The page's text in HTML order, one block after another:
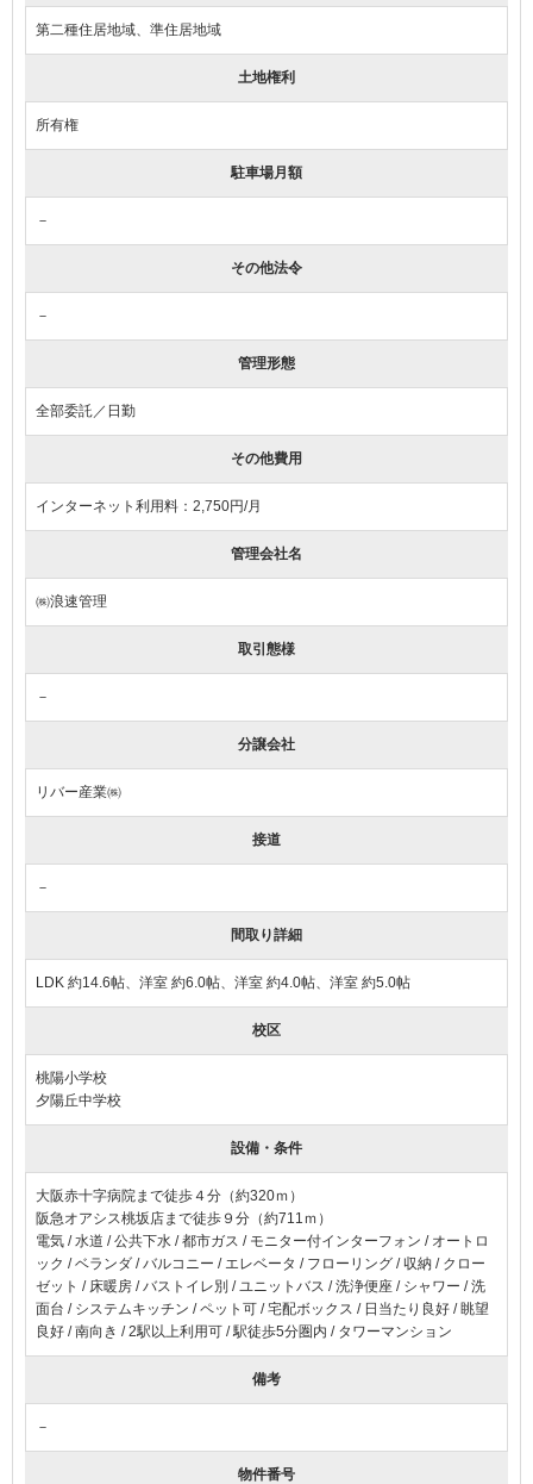
第二種住居地域、準住居地域
土地権利
所有権
駐車場月額
－
その他法令
－
管理形態
全部委託／日勤
その他費用
インターネット利用料：2,750円/月
管理会社名
㈱浪速管理
取引態様
－
分譲会社
リバー産業㈱
接道
－
間取り詳細
LDK 約14.6帖、洋室 約6.0帖、洋室 約4.0帖、洋室 約5.0帖
校区
桃陽小学校
夕陽丘中学校
設備・条件
大阪赤十字病院まで徒歩４分（約320ｍ）
阪急オアシス桃坂店まで徒歩９分（約711ｍ）
電気
水道 公共下水 都市ガス モニター付インターフォン
オートロ
ック
ベランダ バルコニー エレベータ フローリング 収納
クロー
ゼット
床暖房 バストイレ別 ユニットバス 洗浄便座 シャワー
洗
面台
システムキッチン ペット可 宅配ボックス 日当たり良好
眺望
良好
南向き 2駅以上利用可 駅徒歩5分圏内 タワーマンション
備考
－
物件番号